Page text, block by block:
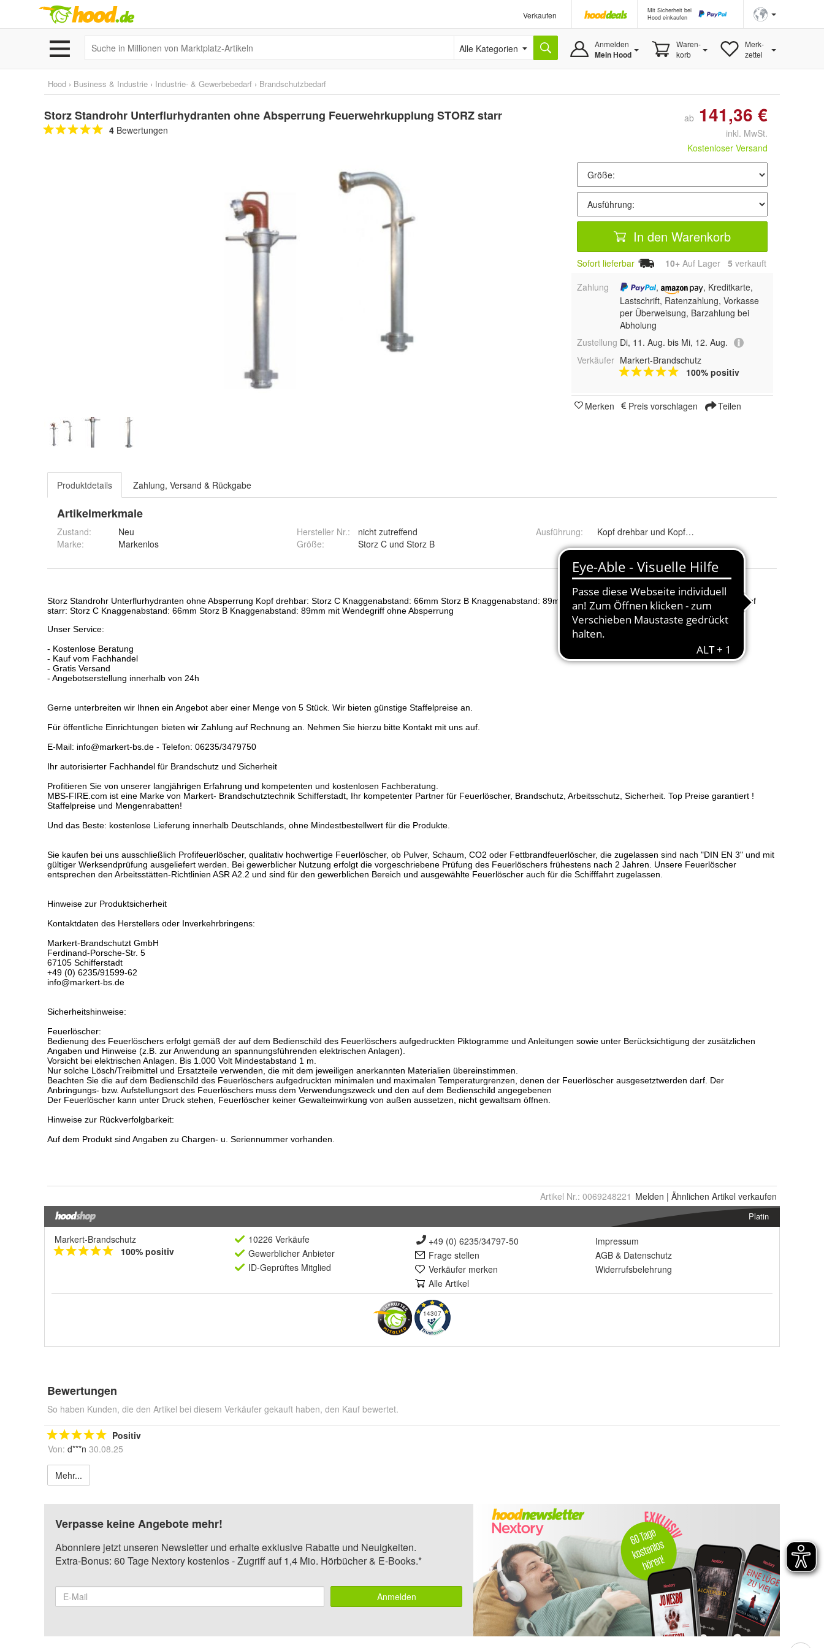
Verkaufen
Mit Sicherheit bei
Hood einkaufen
Alle Kategorien Anmelden
Mein Hood
Waren-
korb
Merk-
zettel
Hood › Business & Industrie › Industrie- & Gewerbebedarf › Brandschutzbedarf
Storz Standrohr Unterflurhydranten ohne Absperrung Feuerwehrkupplung STORZ starr
4 Bewertungen
ab 141,36 €
inkl. MwSt.
Kostenloser Versand
In den Warenkorb
Sofort lieferbar 10+ Auf Lager 5 verkauft
Zahlung
,
, Kreditkarte,
Lastschrift, Ratenzahlung, Vorkasse
per Überweisung, Barzahlung bei
Abholung
Zustellung Di, 11. Aug. bis Mi, 12. Aug.
Verkäufer Markert-Brandschutz
100% positiv
Merken Preis vorschlagen Teilen
Produktdetails Zahlung, Versand & Rückgabe
Artikelmerkmale
Zustand:
Neu
Marke:
Markenlos
Hersteller Nr.:
nicht zutreffend
Größe: Storz C und Storz B
Ausführung: Kopf drehbar und Kopf starr
Artikel Nr.: 0069248221 Melden | Ähnlichen Artikel verkaufen
Platin
Markert-Brandschutz
100% positiv
10226 Verkäufe
Gewerblicher Anbieter
ID-Geprüftes Mitglied
+49 (0) 6235/34797-50
Frage stellen
Verkäufer merken
Alle Artikel
Impressum
AGB & Datenschutz
Widerrufsbelehrung
14307
Bewertungen
So haben Kunden, die den Artikel bei diesem Verkäufer gekauft haben, den Kauf bewertet.
Positiv
Von: d***n 30.08.25
Mehr...
Verpasse keine Angebote mehr!
Abonniere jetzt unseren Newsletter und erhalte exklusive Rabatte und Neuigkeiten.
Extra-Bonus: 60 Tage Nextory kostenlos - Zugriff auf 1,4 Mio. Hörbücher & E-Books.*
Anmelden